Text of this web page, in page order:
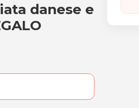
danese
danese e